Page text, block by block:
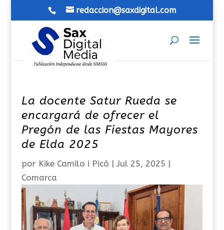
redaccion@saxdigital.com
La docente Satur Rueda se
encargará de ofrecer el
Pregón de las Fiestas Mayores
de Elda 2025
por Kike Camilo i Picó | Jul 25, 2025 |
Comarca